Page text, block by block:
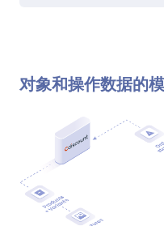
对象和操作数据的